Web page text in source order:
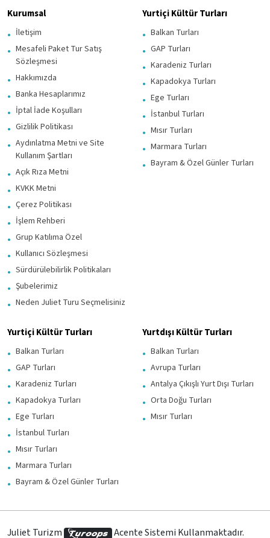
Kurumsal
İletişim
Mesafeli Paket Tur Satış
Sözleşmesi
Hakkımızda
Banka Hesaplarımız
İptal İade Koşulları
Gizlilik Politikası
Aydınlatma Metni ve Site
Kullanım Şartları
Açık Rıza Metni
KVKK Metni
Çerez Politikası
İşlem Rehberi
Grup Katılıma Özel
Kullanıcı Sözleşmesi
Sürdürülebilirlik Politikaları
Şubelerimiz
Neden Juliet Turu Seçmelisiniz
Yurtiçi Kültür Turları
Balkan Turları
GAP Turları
Karadeniz Turları
Kapadokya Turları
Ege Turları
İstanbul Turları
Mısır Turları
Marmara Turları
Bayram & Özel Günler Turları
Yurtiçi Kültür Turları
Balkan Turları
GAP Turları
Karadeniz Turları
Kapadokya Turları
Ege Turları
İstanbul Turları
Mısır Turları
Marmara Turları
Bayram & Özel Günler Turları
Yurtdışı Kültür Turları
Balkan Turları
Avrupa Turları
Antalya Çıkışlı Yurt Dışı Turları
Orta Doğu Turları
Mısır Turları
Juliet Turizm Acente Sistemi Kullanmaktadır.